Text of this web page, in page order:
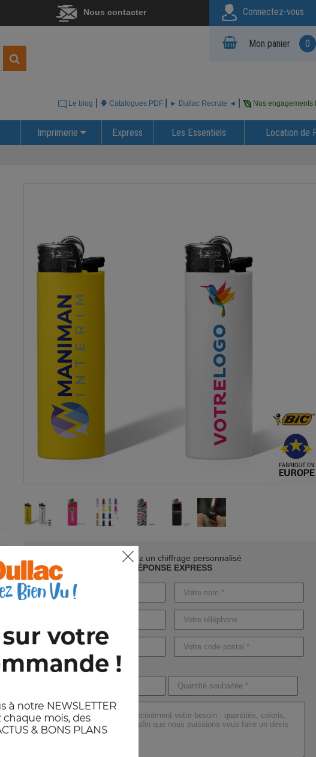
Nous contacter Connectez-vous
Mon panier 0
Le blog 🡇 Catalogues PDF ► Dullac Recrute ◄ Nos engagements
Imprimerie Express Les Essentiels Location de
Demandez un chiffrage personnalisé
RÉPONSE EXPRESS